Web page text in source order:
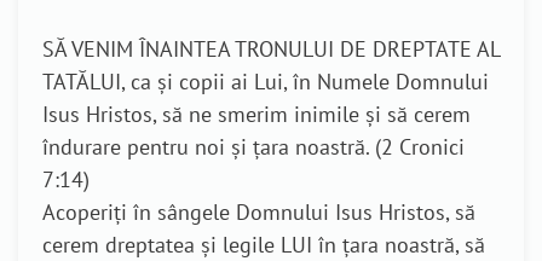
SĂ VENIM ÎNAINTEA TRONULUI DE DREPTATE AL
TATĂLUI, ca și copii ai Lui, în Numele Domnului
Isus Hristos, să ne smerim inimile și să cerem
îndurare pentru noi și țara noastră. (2 Cronici
7:14)
Acoperiți în sângele Domnului Isus Hristos, să
cerem dreptatea și legile LUI în țara noastră, să